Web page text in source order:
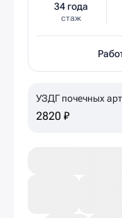
34 года
стаж
УЗДГ почечных
2820 ₽